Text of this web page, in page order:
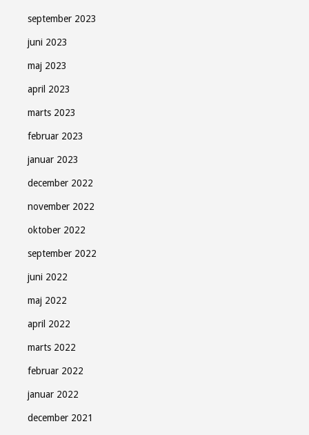
september 2023
juni 2023
maj 2023
april 2023
marts 2023
februar 2023
januar 2023
december 2022
november 2022
oktober 2022
september 2022
juni 2022
maj 2022
april 2022
marts 2022
februar 2022
januar 2022
december 2021